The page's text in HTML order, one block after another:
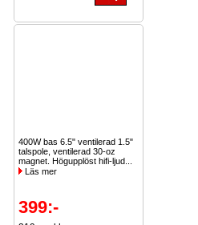
400W bas 6.5" ventilerad 1.5"
talspole, ventilerad 30-oz
magnet. Högupplöst hifi-ljud...
Läs mer
399:-